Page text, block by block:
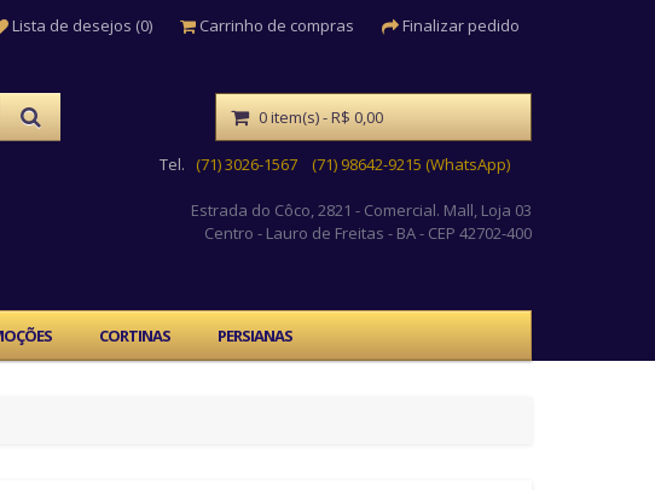
Lista de desejos (0) Carrinho de compras Finalizar pedido
Tel. (71) 3026-1567 (71) 98642-9215 (WhatsApp)
Estrada do Côco, 2821 - Comercial. Mall, Loja 03
Centro - Lauro de Freitas - BA - CEP 42702-400
0 item(s) - R$ 0,00
CORTINAS PERSIANAS